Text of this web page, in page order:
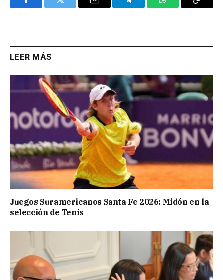
FacebookTwitter Email TelegramWhatsAppCopy
LEER MÁS
Juegos Suramericanos Santa Fe 2026: Midón en la
selección de Tenis